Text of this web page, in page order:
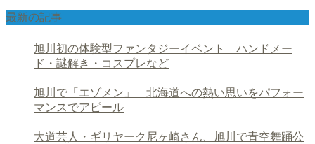
最新の記事
旭川初の体験型ファンタジーイベント ハンドメー
ド・謎解き・コスプレなど
旭川で「エゾメン」 北海道への熱い思いをパフォー
マンスでアピール
大道芸人・ギリヤーク尼ヶ崎さん、旭川で青空舞踊公